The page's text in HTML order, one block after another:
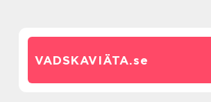
VADSKAVIÄTA.se